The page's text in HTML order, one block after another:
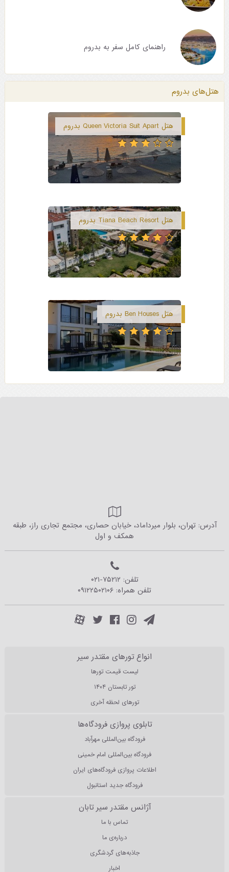
راهنمای کامل سفر به بدروم
هتل‌های بدروم
هتل Queen Victoria Suit Apart بدروم
هتل Tiana Beach Resort بدروم
هتل Ben Houses بدروم
آدرس: تهران، بلوار میرداماد، خیابان حصاری، مجتمع تجاری راز، طبقه
همکف و اول
تلفن: ۰۲۱-۷۵۲۱۲
تلفن همراه: ۰۹۱۲۲۵۰۲۱۰۶
انواع تورهای مقتدر سیر
لیست قیمت تورها
تور تابستان ۱۴۰۴
تورهای لحظه آخری
تابلوی پروازی فرودگاه‌ها
فرودگاه بین‌المللی مهرآباد
فرودگاه بین‌المللی امام خمینی
اطلاعات پروازی فرودگاه‌های ایران
فرودگاه جدید استانبول
آژانس مقتدر سیر تابان
تماس با ما
درباره‌ی ما
جاذبه‌های گردشگری
اخبار